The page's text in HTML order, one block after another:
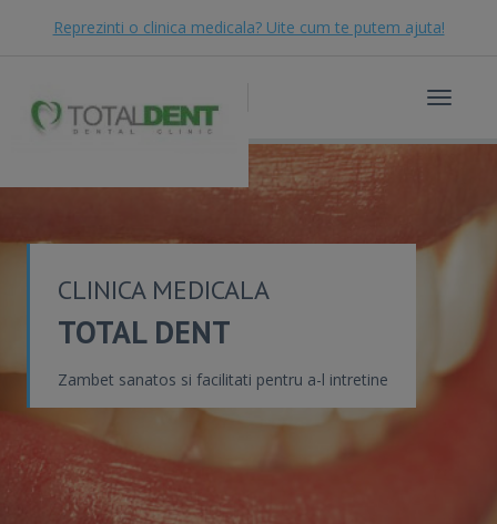
Reprezinti o clinica medicala? Uite cum te putem ajuta!
Toggle
CLINICA MEDICALA
TOTAL DENT
Zambet sanatos si facilitati pentru a-l intretine